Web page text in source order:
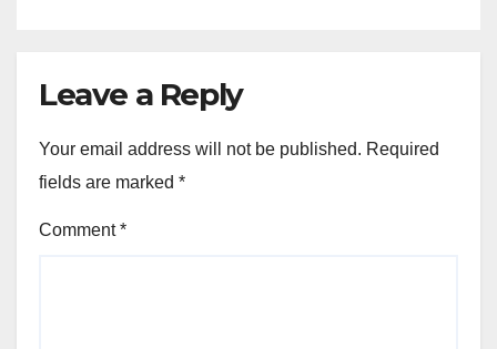
Leave a Reply
Your email address will not be published. Required
fields are marked *
Comment*